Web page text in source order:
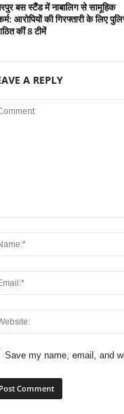
बस स्टैंड में नाबालिग से सामूहिक
आरोपियों की गिरफ्तारी के लिए
कीं 8 टीमें
A REPLY
Save my name, email, and